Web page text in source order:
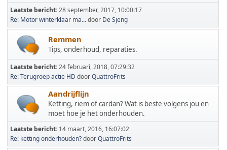
Laatste bericht:28 september, 2017, 10:00:17
Re: Motor winterklaar ma...door De Sjeng
Remmen
Tips, onderhoud, reparaties.
Laatste bericht:24 februari, 2018, 07:29:32
Re: Terugroep actie HD doorQuattroFrits
Aandrijflijn
Ketting, riem of cardan? Wat is beste volgens jou en
moet hoe je het onderhouden.
Laatste bericht: 14 maart, 2016, 16:07:02
Re: ketting onderhouden?doorQuattroFrits